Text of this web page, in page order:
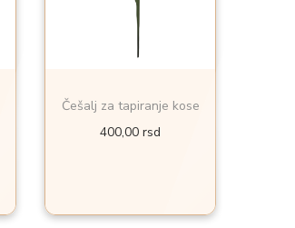
Češalj za tapiranje kose
400,00 rsd